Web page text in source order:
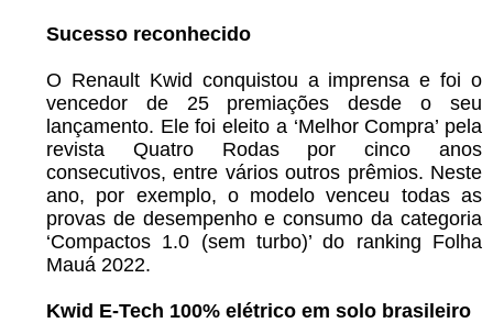
Sucesso reconhecido
O Renault Kwid conquistou a imprensa e foi o
vencedor de 25 premiações desde o seu
lançamento. Ele foi eleito a ‘Melhor Compra’ pela
revista Quatro Rodas por cinco anos
consecutivos, entre vários outros prêmios. Neste
ano, por exemplo, o modelo venceu todas as
provas de desempenho e consumo da categoria
‘Compactos 1.0 (sem turbo)’ do ranking Folha
Mauá 2022.
Kwid E-Tech 100% elétrico em solo brasileiro